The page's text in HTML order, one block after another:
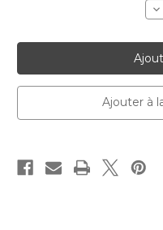
la
Ajouter à